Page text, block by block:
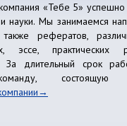
«Тебе 5»
науки. Мы занимаемся
рефератов,
эссе,
За длительный срок